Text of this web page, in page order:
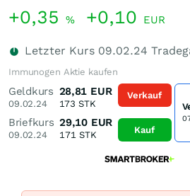
+0,35 % +0,10 EUR
Letzter Kurs 09.02.24
Immunogen Aktie kaufen
Geldkurs
09.02.24
28,81 EUR
173 STK
Briefkurs
09.02.24
29,10 EUR
171 STK
Verkauf
Kauf